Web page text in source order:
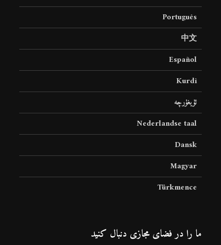
Português
中文
Español
Kurdî
ئۇيغۇرچە
Nederlandse taal
Dansk
Magyar
Türkmence
ما را در فضای مجازی دنبال کنید